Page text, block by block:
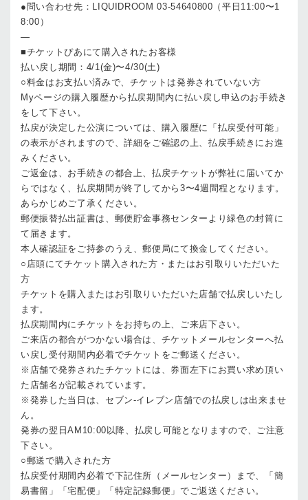
●問い合わせ先：LIQUIDROOM 03-54640800（平日11:00〜1
8:00）
—
■チケットぴあにて購入されたお客様
払い戻し期間：4/1(金)〜4/30(土)
○料金はお支払い済みで、チケットは発券されていない方
Myページの購入履歴から払戻期間内に払い戻し申込のお手続き
をして下さい。
払戻が決定した公演については、購入履歴に「払戻受付可能」
の表示がされますので、詳細をご確認の上、払戻手続きにお進
みください。
ご返金は、お手続きの都合上、払戻チケットが弊社に届いてか
らではなく、払戻期間が終了してから3〜4週間程となります。
あらかじめご了承ください。
郵便振替払出証書は、郵便貯金事務センターより緑色の封筒に
て届きます。
本人確認証をご持参のうえ、郵便局にて換金してください。
○店頭にてチケット購入された方・またはお引取りいただいた
方
チケットを購入またはお引取りいただいた店舗で払戻しいたし
ます。
払戻期間内にチケットをお持ちの上、ご来店下さい。
ご来店の都合がつかない場合は、チケットメールセンターへ払
い戻し受付期間内必着でチケットをご郵送ください。
※店舗で発券されたチケットには、券面左下にお買い求め頂い
た店舗名が記載されています。
※発券した当日は、セブン-イレブン店舗での払戻しは出来ませ
ん。
発券の翌日AM10:00以降、払戻し可能となりますので、ご注意
下さい。
○郵送で購入された方
払戻受付期間内必着で下記住所（メールセンター）まで、「簡
易書留」「宅配便」「特定記録郵便」でご返送ください。